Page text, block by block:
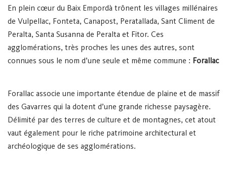
En plein cœur du Baix Empordà trônent les villages millénaires
de Vulpellac, Fonteta, Canapost, Peratallada, Sant Climent de
Peralta, Santa Susanna de Peralta et Fitor. Ces
agglomérations, très proches les unes des autres, sont
connues sous le nom d’une seule et même commune : Forallac
Forallac associe une importante étendue de plaine et de massif
des Gavarres qui la dotent d’une grande richesse paysagère.
Délimité par des terres de culture et de montagnes, cet atout
vaut également pour le riche patrimoine architectural et
archéologique de ses agglomérations.